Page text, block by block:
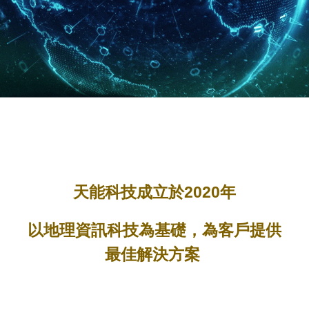
天能科技成立於2020年
以地理資訊科技為基礎，為客戶提供
最佳解決方案